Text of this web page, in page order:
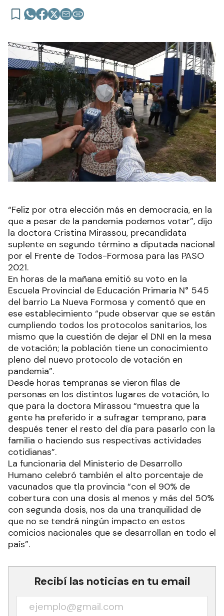
“Feliz por otra elección más en democracia, en la
que a pesar de la pandemia podemos votar”, dijo
la doctora Cristina Mirassou, precandidata
suplente en segundo término a diputada nacional
por el Frente de Todos-Formosa para las PASO
2021.
En horas de la mañana emitió su voto en la
Escuela Provincial de Educación Primaria N° 545
del barrio La Nueva Formosa y comentó que en
ese establecimiento “pude observar que se están
cumpliendo todos los protocolos sanitarios, los
mismo que la cuestión de dejar el DNI en la mesa
de votación; la población tiene un conocimiento
pleno del nuevo protocolo de votación en
pandemia”.
Desde horas tempranas se vieron filas de
personas en los distintos lugares de votación, lo
que para la doctora Mirassou “muestra que la
gente ha preferido ir a sufragar temprano, para
después tener el resto del día para pasarlo con la
familia o haciendo sus respectivas actividades
cotidianas”.
La funcionaria del Ministerio de Desarrollo
Humano celebró también el alto porcentaje de
vacunados que tla provincia “con el 90% de
cobertura con una dosis al menos y más del 50%
con segunda dosis, nos da una tranquilidad de
que no se tendrá ningún impacto en estos
comicios nacionales que se desarrollan en todo el
país”.
Recibí las noticias en tu email